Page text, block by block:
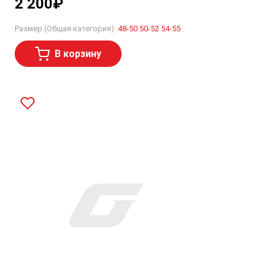
2 200₽
Размер (Общая категория): 48-50 50-52 54-55
В корзину